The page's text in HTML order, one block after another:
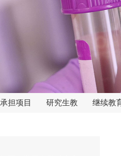
承担项目 研究生教 继续教